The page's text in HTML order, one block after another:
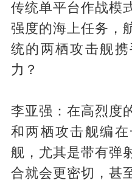
传统单平台作战模
强度的海上任务，
统的两栖攻击舰
力？
李亚强：在高烈度
和两栖攻击舰编
舰，尤其是带有弹
合就会更密切，甚